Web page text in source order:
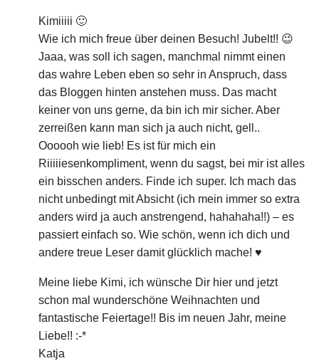
Kimiiiii 🙂
Wie ich mich freue über deinen Besuch! Jubelt!! 😉
Jaaa, was soll ich sagen, manchmal nimmt einen
das wahre Leben eben so sehr in Anspruch, dass
das Bloggen hinten anstehen muss. Das macht
keiner von uns gerne, da bin ich mir sicher. Aber
zerreißen kann man sich ja auch nicht, gell..
Oooooh wie lieb! Es ist für mich ein
Riiiiiesenkompliment, wenn du sagst, bei mir ist alles
ein bisschen anders. Finde ich super. Ich mach das
nicht unbedingt mit Absicht (ich mein immer so extra
anders wird ja auch anstrengend, hahahaha!!) – es
passiert einfach so. Wie schön, wenn ich dich und
andere treue Leser damit glücklich mache! ♥
Meine liebe Kimi, ich wünsche Dir hier und jetzt
schon mal wunderschöne Weihnachten und
fantastische Feiertage!! Bis im neuen Jahr, meine
Liebe!! :-*
Katja